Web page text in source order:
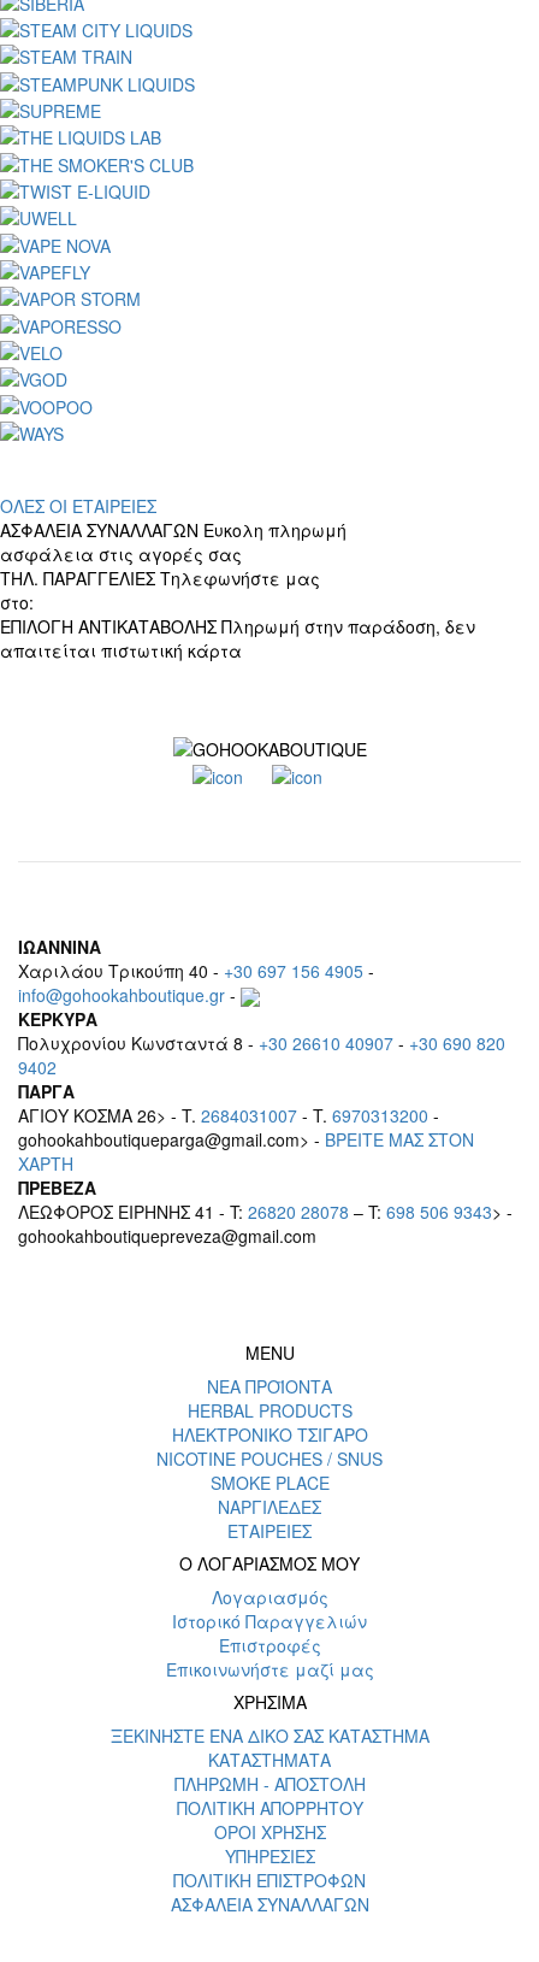
ΟΛΕΣ ΟΙ ΕΤΑΙΡΕΙΕΣ
ΑΣΦΑΛΕΙΑ ΣΥΝΑΛΛΑΓΩΝ Ευκολη πληρωμή
ασφάλεια στις αγορές σας
ΤΗΛ. ΠΑΡΑΓΓΕΛΙΕΣ Τηλεφωνήστε μας
στο:
ΕΠΙΛΟΓΗ ΑΝΤΙΚΑΤΑΒΟΛΗΣ Πληρωμή στην παράδοση, δεν
απαιτείται πιστωτική κάρτα
ΙΩΑΝΝΙΝΑ
Χαριλάου Τρικούπη 40 - +30 697 156 4905 -
info@gohookahboutique.gr -
ΚΕΡΚΥΡΑ
Πολυχρονίου Κωνσταντά 8 - +30 26610 40907 - +30 690 820
9402
ΠΑΡΓΑ
ΑΓΙΟΥ ΚΟΣΜΑ 26> - T. 2684031007 - T. 6970313200 -
gohookahboutiqueparga@gmail.com> - BΡEITE MAΣ ΣΤΟΝ
ΧΑΡΤΗ
ΠΡΕΒΕΖΑ
ΛΕΩΦΟΡΟΣ ΕΙΡΗΝΗΣ 41 - T: 26820 28078 – T: 698 506 9343> -
gohookahboutiquepreveza@gmail.com
MENU
ΝΕΑ ΠΡΟΪΟΝΤΑ
HERBAL PRODUCTS
ΗΛΕΚΤΡΟΝΙΚΟ ΤΣΙΓΑΡΟ
NICOTINE POUCHES / SNUS
SMOKE PLACE
ΝΑΡΓΙΛΕΔΕΣ
ΕΤΑΙΡΕΙΕΣ
Ο ΛΟΓΑΡΙΑΣΜΟΣ ΜΟΥ
Λογαριασμός
Ιστορικό Παραγγελιών
Επιστροφές
Επικοινωνήστε μαζί μας
ΧΡΗΣΙΜΑ
ΞΕΚΙΝΗΣΤΕ ΕΝΑ ΔΙΚΟ ΣΑΣ ΚΑΤΑΣΤΗΜΑ
ΚΑΤΑΣΤΗΜΑΤΑ
ΠΛΗΡΩΜΗ - ΑΠΟΣΤΟΛΗ
ΠΟΛΙΤΙΚΗ ΑΠΟΡΡΗΤΟΥ
ΟΡΟΙ ΧΡΗΣΗΣ
ΥΠΗΡΕΣΙΕΣ
ΠΟΛΙΤΙΚΗ ΕΠΙΣΤΡΟΦΩΝ
ΑΣΦΑΛΕΙΑ ΣΥΝΑΛΛΑΓΩΝ